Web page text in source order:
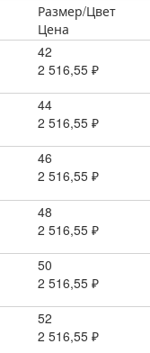
Размер/Цвет
Цена
42
2 516,55 ₽
44
2 516,55 ₽
46
2 516,55 ₽
48
2 516,55 ₽
50
2 516,55 ₽
52
2 516,55 ₽